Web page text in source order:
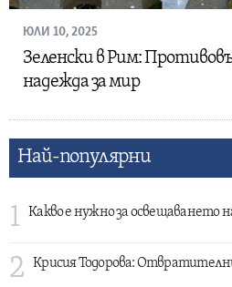
ЮЛИ 10, 2025
Зеленски в Рим:
надежда за мир
Най-популярни
1 Какво е нужно за освещаването
2 Крисия Тодорова: